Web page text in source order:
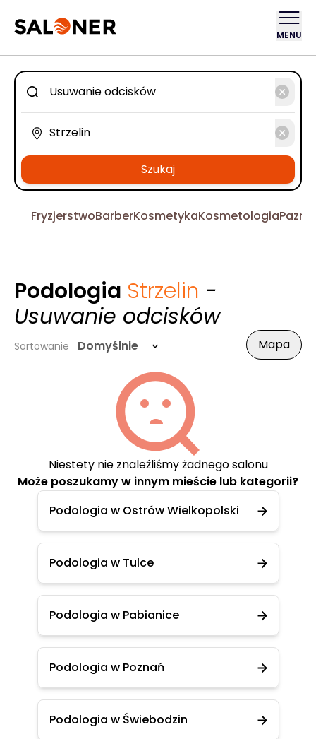
MENU
Szukaj
FryzjerstwoBarberKosmetykaKosmetologia
Podologia Strzelin -
Usuwanie odcisków
Sortowanie Domyślnie Mapa
Niestety nie znaleźliśmy żadnego salonu
Może poszukamy w innym mieście lub kategorii?
Podologia w Ostrów Wielkopolski
Podologia w Tulce
Podologia w Pabianice
Podologia w Poznań
Podologia w Świebodzin